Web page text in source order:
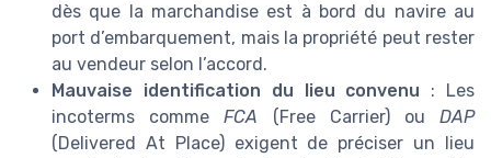
dès que la marchandise est à bord du navire au
port d’embarquement, mais la propriété peut rester
au vendeur selon l’accord.
Mauvaise identification du lieu convenu : Les
incoterms commeFCA (Free Carrier) ouDAP
(Delivered At Place) exigent de préciser un lieu